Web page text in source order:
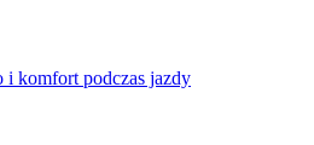
i komfort podczas jazdy